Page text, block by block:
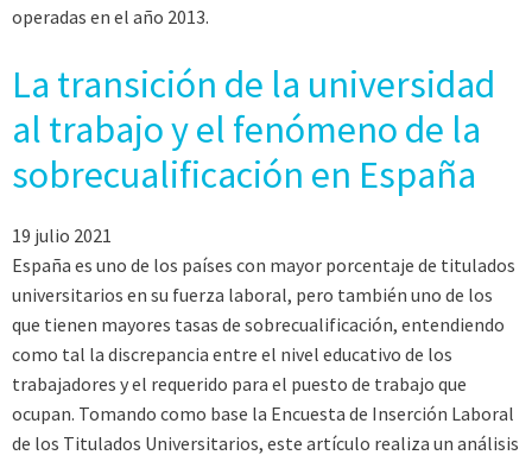
operadas en el año 2013.
La transición de la universidad
al trabajo y el fenómeno de la
sobrecualificación en España
19 julio 2021
España es uno de los países con mayor porcentaje de titulados
universitarios en su fuerza laboral, pero también uno de los
que tienen mayores tasas de sobrecualificación, entendiendo
como tal la discrepancia entre el nivel educativo de los
trabajadores y el requerido para el puesto de trabajo que
ocupan. Tomando como base la Encuesta de Inserción Laboral
de los Titulados Universitarios, este artículo realiza un análisis